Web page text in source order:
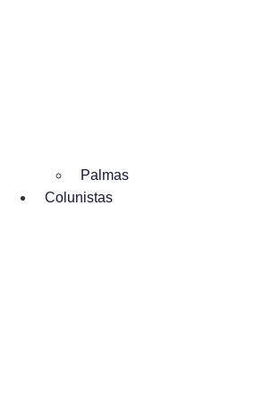
Palmas
Colunistas